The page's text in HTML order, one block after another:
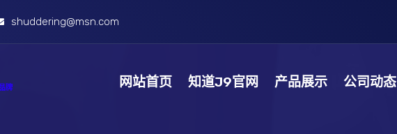
shuddering@msn.com
网站首页 知道J9官网 产品展示 公司动态